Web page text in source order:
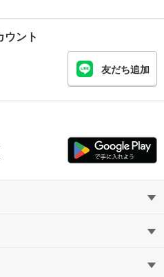
ント
友だち追加